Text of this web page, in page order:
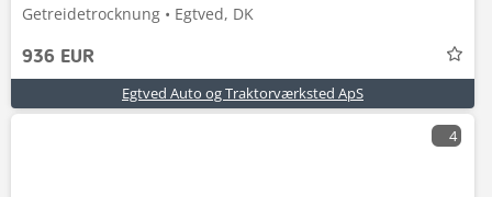
Getreidetrocknung • Egtved, DK
936 EUR
Egtved Auto og Traktorværksted ApS
4